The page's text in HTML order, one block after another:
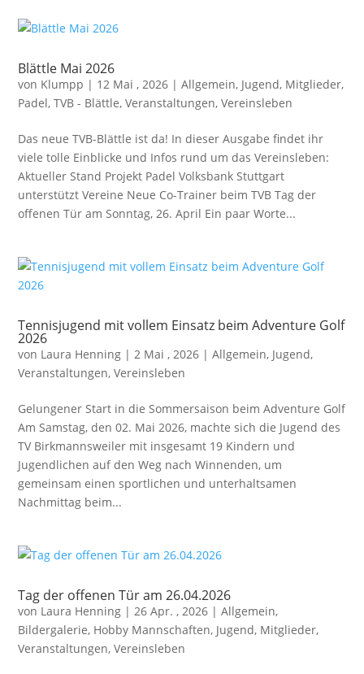
Blättle Mai 2026
von Klumpp | 12 Mai , 2026 |Allgemein, Jugend, Mitglieder,
Padel,TVB - Blättle,Veranstaltungen,Vereinsleben
Das neue TVB-Blättle ist da! In dieser Ausgabe findet ihr
viele tolle Einblicke und Infos rund um das Vereinsleben:
Aktueller Stand Projekt Padel Volksbank Stuttgart
unterstützt Vereine Neue Co-Trainer beim TVB Tag der
offenen Tür am Sonntag, 26. April Ein paar Worte...
Tennisjugend mit vollem Einsatz beim Adventure Golf
2026
von Laura Henning |2 Mai , 2026 |Allgemein, Jugend,
Veranstaltungen,Vereinsleben
Gelungener Start in die Sommersaison beim Adventure Golf
Am Samstag, den 02. Mai 2026, machte sich die Jugend des
TV Birkmannsweiler mit insgesamt 19 Kindern und
Jugendlichen auf den Weg nach Winnenden, um
gemeinsam einen sportlichen und unterhaltsamen
Nachmittag beim...
Tag der offenen Tür am 26.04.2026
von Laura Henning |26 Apr. , 2026 |Allgemein,
Bildergalerie, Hobby Mannschaften, Jugend, Mitglieder,
Veranstaltungen,Vereinsleben